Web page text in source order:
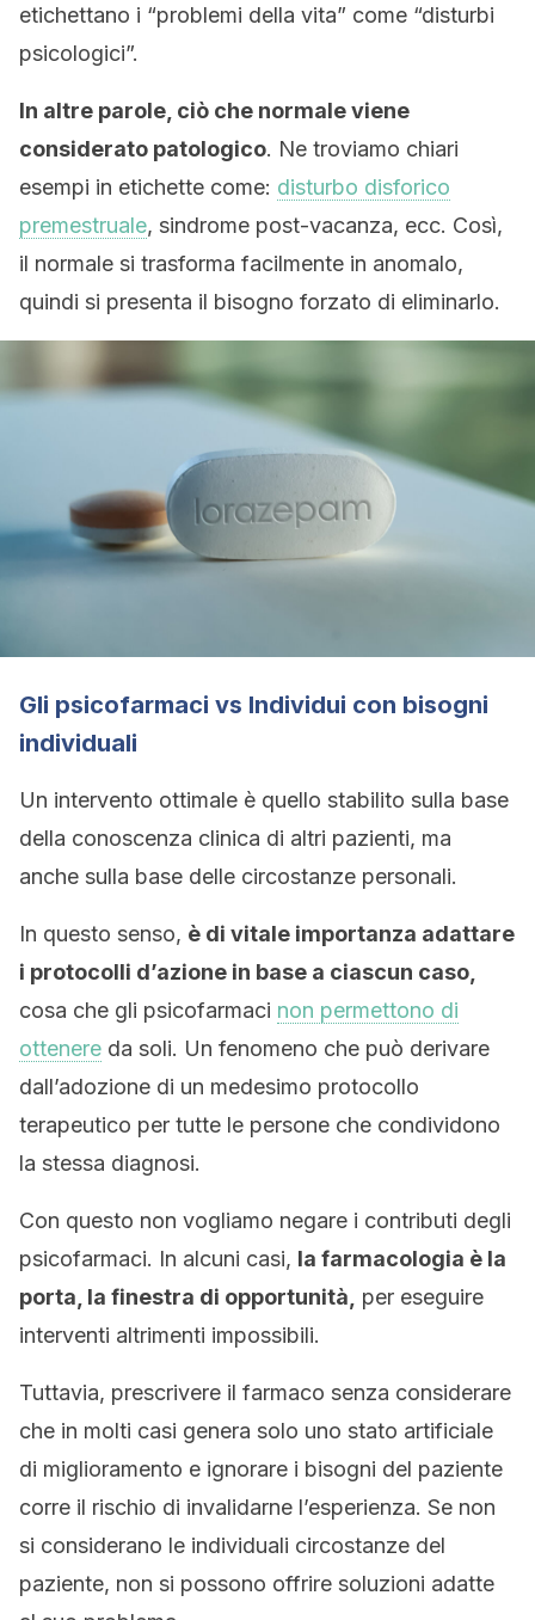
etichettano i “problemi della vita” come “disturbi
psicologici”.
In altre parole, ciò che normale viene
considerato patologico. Ne troviamo chiari
esempi in etichette come: disturbo disforico
premestruale, sindrome post-vacanza, ecc. Così,
il normale si trasforma facilmente in anomalo,
quindi si presenta il bisogno forzato di eliminarlo.
Gli psicofarmaci vs Individui con bisogni
individuali
Un intervento ottimale è quello stabilito sulla base
della conoscenza clinica di altri pazienti, ma
anche sulla base delle circostanze personali.
In questo senso, è di vitale importanza adattare
i protocolli d’azione in base a ciascun caso,
cosa che gli psicofarmaci non permettono di
ottenere da soli. Un fenomeno che può derivare
dall’adozione di un medesimo protocollo
terapeutico per tutte le persone che condividono
la stessa diagnosi.
Con questo non vogliamo negare i contributi degli
psicofarmaci. In alcuni casi, la farmacologia è la
porta, la finestra di opportunità,
per eseguire
interventi altrimenti impossibili.
Tuttavia, prescrivere il farmaco senza considerare
che in molti casi genera solo uno stato artificiale
di miglioramento e ignorare i bisogni del paziente
corre il rischio di invalidarne l’esperienza. Se non
si considerano le individuali circostanze del
paziente, non si possono offrire soluzioni adatte